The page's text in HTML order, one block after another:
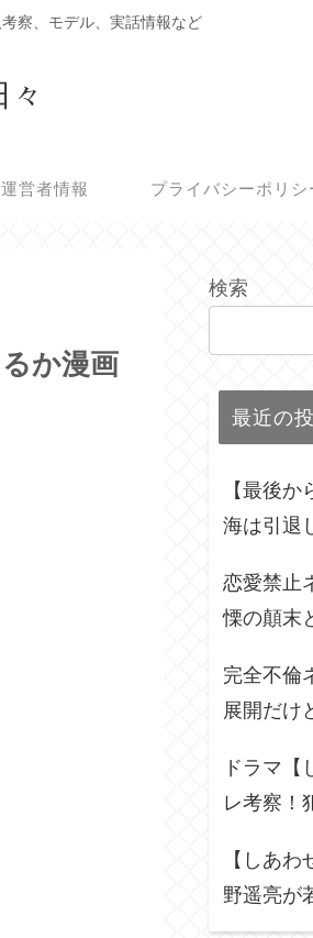
察、モデル、実話情報など
々
運営者情報 プライバシーポリシ
か漫画
検索
最近の
【最後
海は引退
恋愛禁止
慄の顛末
完全不倫
展開だけ
ドラマ
レ考察！
【しあ
野遥亮が